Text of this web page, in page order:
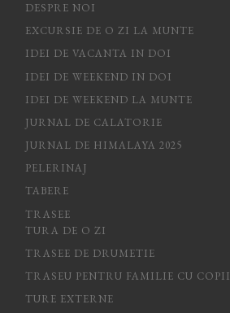
DESPRE NOI
EXCURSIE DE O ZI LA MUNTE
IDEI DE VACANTA IN DOI
IDEI DE WEEKEND IN DOI
IDEI DE WEEKEND LA MUNTE
JURNAL DE CALATORIE
JURNAL DE HIMALAYA 2025
PELERINAJ
TABERE
TRASEE
TURA DE O ZI
TRASEE DE DRUMETIE
TRASEU PENTRU FAMILIE CU COPII
TURE EXTERNE